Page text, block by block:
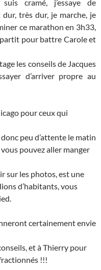
suis cramé, j’essaye de
dur, très dur, je marche, je
ce marathon en 3h33,
partit pour battre Carole et
les conseils de Jacques
d’arriver propre au
pour ceux qui
peu d’attente le matin
pouvez aller manger
sur les photos, est une
d’habitants, vous
certainement envie
et à Thierry pour
!!!